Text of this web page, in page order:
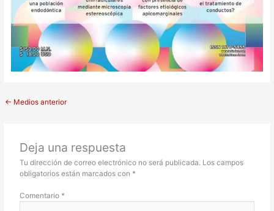
← Medios anterior
Deja una respuesta
Tu dirección de correo electrónico no será publicada. Los campos
obligatorios están marcados con *
Comentario *